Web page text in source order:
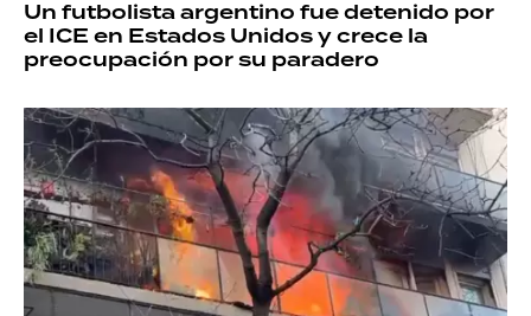
Un futbolista argentino fue detenido por
el ICE en Estados Unidos y crece la
preocupación por su paradero